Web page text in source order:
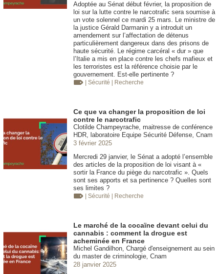
Adoptée au Sénat début février, la proposition de
loi sur la lutte contre le narcotrafic sera soumise à
un vote solennel ce mardi 25 mars. Le ministre de
la justice Gérald Darmanin y a introduit un
amendement sur l’affectation de détenus
particulièrement dangereux dans des prisons de
haute sécurité. Le régime carcéral « dur » que
l’Italie a mis en place contre les chefs mafieux et
les terroristes est la référence choisie par le
gouvernement. Est-elle pertinente ?
| Sécurité | Recherche
Ce que va changer la proposition de loi
contre le narcotrafic
Clotilde Champeyrache, maitresse de conférence
HDR, laboratoire Equipe Sécurité Défense, Cnam
3 février 2025
Mercredi 29 janvier, le Sénat a adopté l’ensemble
des articles de la proposition de loi visant à «
sortir la France du piège du narcotrafic ». Quels
sont ses apports et sa pertinence ? Quelles sont
ses limites ?
| Sécurité | Recherche
Le marché de la cocaïne devant celui du
cannabis : comment la drogue est
acheminée en France
Michel Gandilhon, Chargé d'enseignement au sein
du master de criminologie, Cnam
28 janvier 2025